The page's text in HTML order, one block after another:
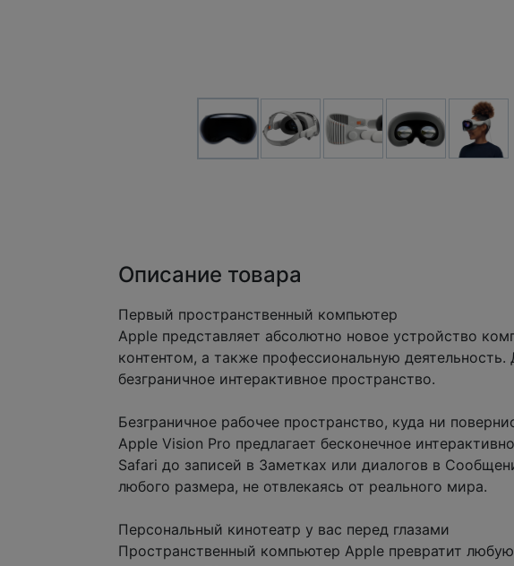
Описание товара
Первый пространственный компьютер
Apple представляет абсолютно новое устройство
контентом, а также профессиональную
безграничное интерактивное пространство.
Безграничное рабочее пространство, куда ни
Apple Vision Pro предлагает бесконечное
Safari до записей в Заметках или диалогов в
любого размера, не отвлекаясь от реального мира.
Персональный кинотеатр у вас перед глазами
Пространственный компьютер Apple превратит